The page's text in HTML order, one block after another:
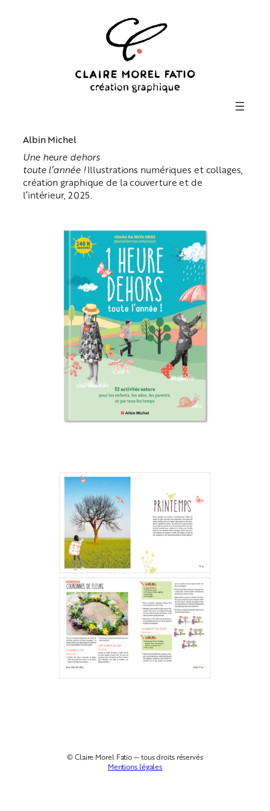
Albin Michel
Une heure dehors
toute l’année !Illustrations numériques et collages,
création graphique de la couverture et de
l’intérieur, 2025.
© Claire Morel Fatio — tous droits réservés
Mentions légales